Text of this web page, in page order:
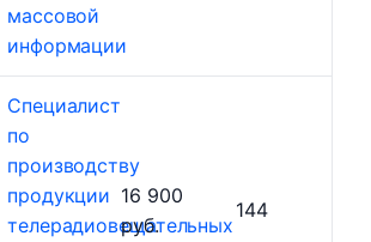
массовой
информации
Специалист
по
производству
продукции
телерадиовещательных
16 900
руб.
144